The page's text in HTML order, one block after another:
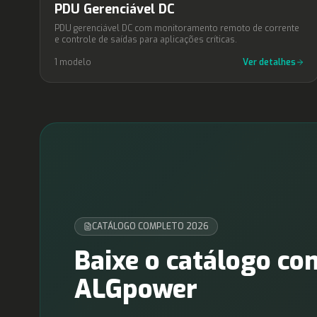
PDUs Inteligentes
PDU Gerenciável DC
PDU gerenciável DC com monitoramento remoto de corrente
e controle de saídas para aplicações críticas.
1 modelo Ver detalhes
CATÁLOGO COMPLETO 2026
Baixe o catálogo
ALGpower